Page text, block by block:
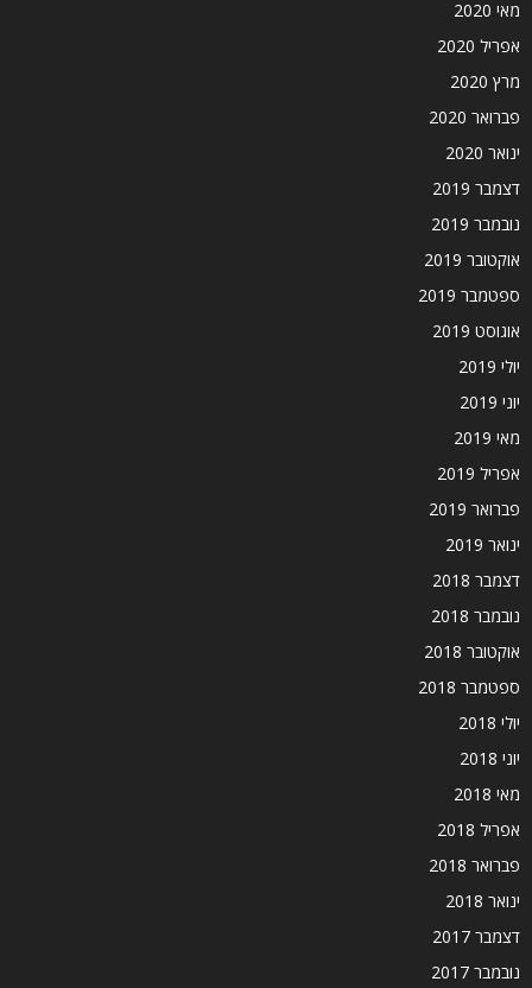
מאי 2020
אפריל 2020
מרץ 2020
פברואר 2020
ינואר 2020
דצמבר 2019
נובמבר 2019
אוקטובר 2019
ספטמבר 2019
אוגוסט 2019
יולי 2019
יוני 2019
מאי 2019
אפריל 2019
פברואר 2019
ינואר 2019
דצמבר 2018
נובמבר 2018
אוקטובר 2018
ספטמבר 2018
יולי 2018
יוני 2018
מאי 2018
אפריל 2018
פברואר 2018
ינואר 2018
דצמבר 2017
נובמבר 2017